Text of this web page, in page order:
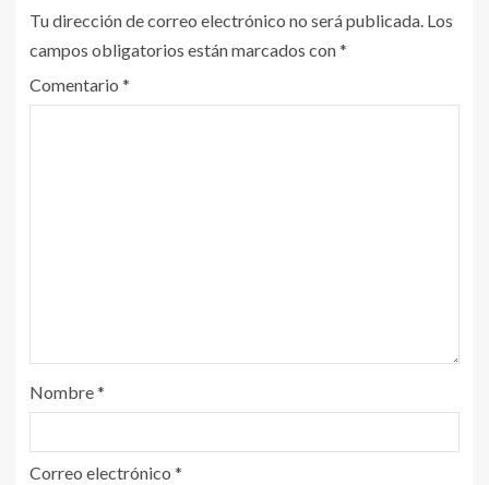
Tu dirección de correo electrónico no será publicada. Los
campos obligatorios están marcados con*
Comentario *
Nombre*
Correo electrónico *